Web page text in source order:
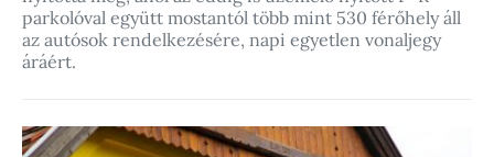
parkolóval együtt mostantól több mint 530 férőhely áll
az autósok rendelkezésére, napi egyetlen vonaljegy
áráért.